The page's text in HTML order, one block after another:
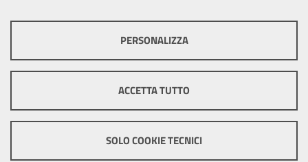
ottimale per ogni utente. Essi non raccolgono i tuoi dati e le tue
informazioni di navigazione per scopi di marketing e profilazione, e
pertanto possono essere utilizzati senza bisogno di acquisire il tuo
PERSONALIZZA
ACCETTA TUTTO
SOLO COOKIE TECNICI
Mappa del sito
Cookie